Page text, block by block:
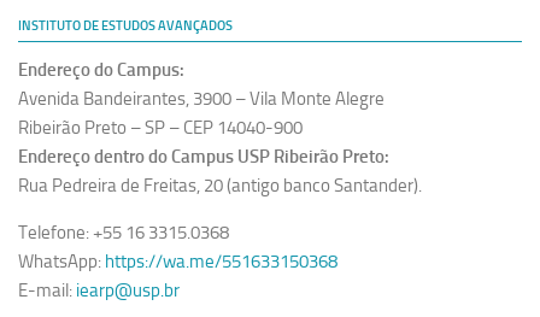
Espaço Cultural
Contato
INSTITUTO DE ESTUDOS AVANÇADOS
Endereço do Campus:
Avenida Bandeirantes, 3900 – Vila Monte Alegre
Ribeirão Preto – SP – CEP 14040-900
Endereço dentro do Campus USP Ribeirão Preto:
Rua Pedreira de Freitas, 20 (antigo banco Santander).
Telefone: +55 16 3315.0368
WhatsApp: https://wa.me/551633150368
E-mail: iearp@usp.br